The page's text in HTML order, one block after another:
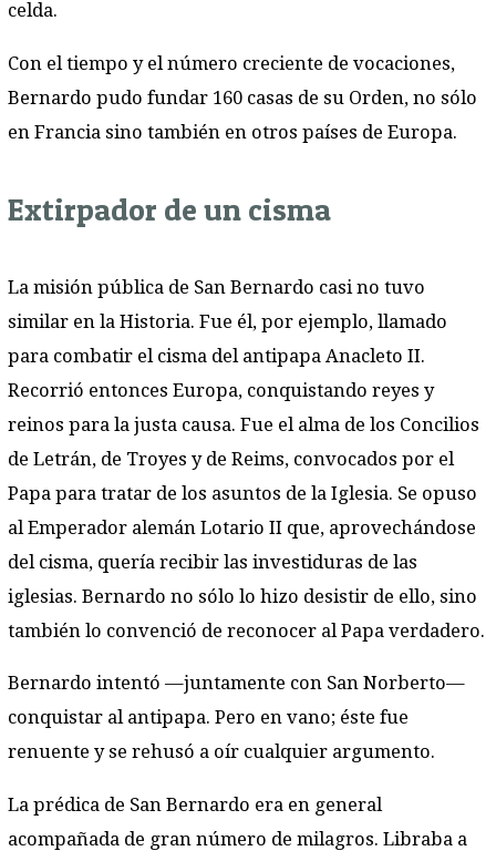
celda.
Con el tiempo y el número creciente de vocaciones,
Bernardo pudo fundar 160 casas de su Orden, no sólo
en Francia sino también en otros países de Europa.
Extirpador de un cisma
La misión pública de San Bernardo casi no tuvo
similar en la Historia. Fue él, por ejemplo, llamado
para combatir el cisma del antipapa Anacleto II.
Recorrió entonces Europa, conquistando reyes y
reinos para la justa causa. Fue el alma de los Concilios
de Letrán, de Troyes y de Reims, convocados por el
Papa para tratar de los asuntos de la Iglesia. Se opuso
al Emperador alemán Lotario II que, aprovechándose
del cisma, quería recibir las investiduras de las
iglesias. Bernardo no sólo lo hizo desistir de ello, sino
también lo convenció de reconocer al Papa verdadero.
Bernardo intentó —juntamente con San Norberto—
conquistar al antipapa. Pero en vano; éste fue
renuente y se rehusó a oír cualquier argumento.
La prédica de San Bernardo era en general
acompañada de gran número de milagros. Libraba a